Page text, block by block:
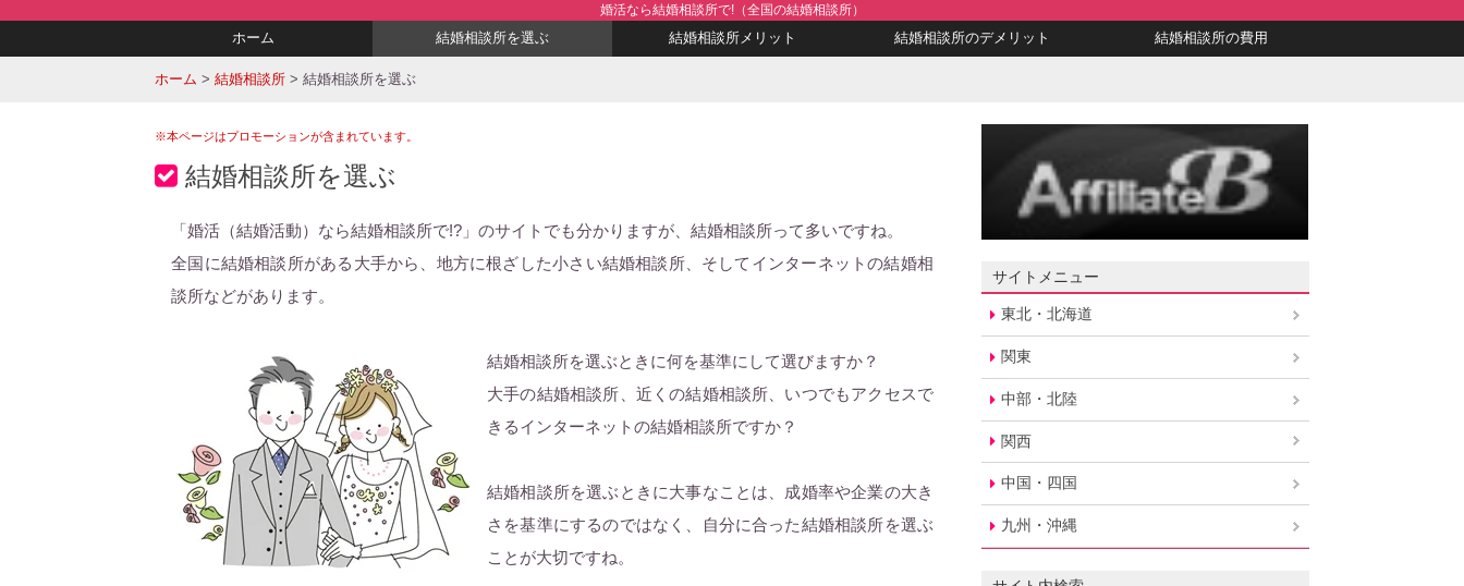
婚活なら結婚相談所で!（全国の結婚相談所）
ホーム 結婚相談所を選ぶ 結婚相談所メリット 結婚相談所のデメリット 結婚相談所の費用
ホーム > 結婚相談所 > 結婚相談所を選ぶ
※本ページはプロモーションが含まれています。
結婚相談所を選ぶ
「婚活（結婚活動）なら結婚相談所で!?」のサイトでも分かりますが、結婚相談所って多いですね。
全国に結婚相談所がある大手から、地方に根ざした小さい結婚相談所、そしてインターネットの結婚相
談所などがあります。
結婚相談所を選ぶときに何を基準にして選びますか？
大手の結婚相談所、近くの結婚相談所、いつでもアクセスで
きるインターネットの結婚相談所ですか？
結婚相談所を選ぶときに大事なことは、成婚率や企業の大き
さを基準にするのではなく、自分に合った結婚相談所を選ぶ
ことが大切ですね。
サイトメニュー
東北・北海道
関東
中部・北陸
関西
中国・四国
九州・沖縄